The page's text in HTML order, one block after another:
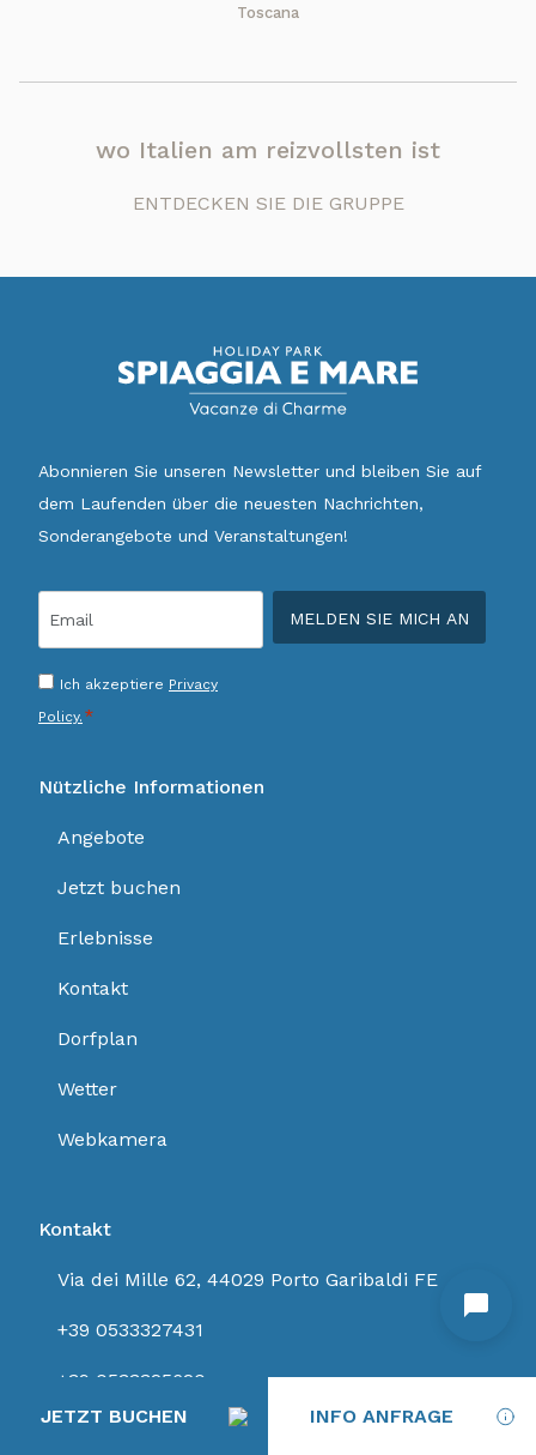
JETZT BUCHEN INFO ANFRAGE
Toscana
wo Italien am reizvollsten ist
ENTDECKEN SIE DIE GRUPPE
Abonnieren Sie unseren Newsletter und bleiben Sie auf
dem Laufenden über die neuesten Nachrichten,
Sonderangebote und Veranstaltungen!
Consenso
*
Ich akzeptiere Privacy
Policy. *
Nützliche Informationen
Angebote
Jetzt buchen
Erlebnisse
Kontakt
Dorfplan
Wetter
Webkamera
Kontakt
Via dei Mille 62, 44029 Porto Garibaldi FE
+39 0533327431
+39 0533325620
info@campingspiaggiamare.com